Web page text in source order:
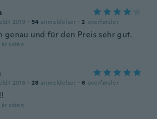
2019 · 54 anmeldelser · 2 overførsler
genau und für den Preis sehr gut.
siden
2016 · 28 anmeldelser · 6 overførsler
siden